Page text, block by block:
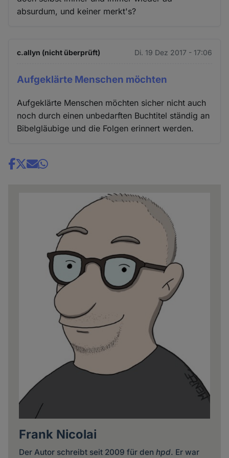
absurdum, und keiner merkt's?
c.allyn (nicht überprüft) Di. 19 Dez 2017 - 17:06
Aufgeklärte Menschen möchten
Aufgeklärte Menschen möchten sicher nicht auch
noch durch einen unbedarften Buchtitel ständig an
Bibelgläubige und die Folgen erinnert werden.
Share
Frank Nicolai
Der Autor schreibt seit 2009 für den hpd. Er war